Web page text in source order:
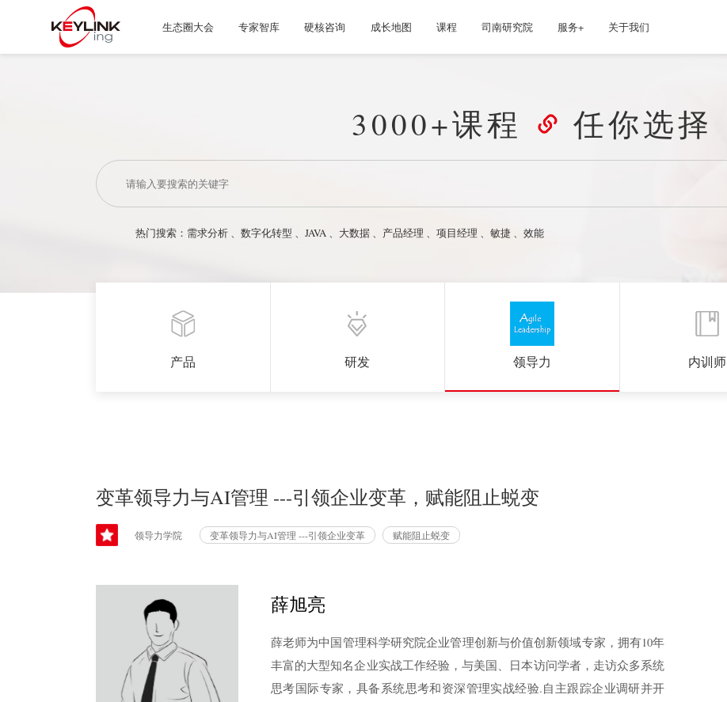
生态圈大会 专家智库 硬核咨询 成长地图 课程 司南研究院 服务+ 关于我们
3000+课程 任你选择
热门搜索： 需求分析 、数字化转型 、JAVA 、 大数据 、 产品经理 、项目经理 、敏捷 、效能
产品 研发 领导力 内训师
变革领导力与AI管理 ---引领企业变革，赋能阻止蜕变
领导力学院 变革领导力与AI管理 ---引领企业变革 赋能阻止蜕变
薛旭亮
薛老师为中国管理科学研究院企业管理创新与价值创新领域专家，拥有10年
丰富的大型知名企业实战工作经验，与美国、日本访问学者，走访众多系统
思考国际专家，具备系统思考和资深管理实战经验.自主跟踪企业调研并开